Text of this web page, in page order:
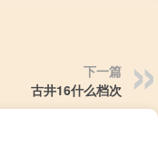
下一篇
古井16什么档次